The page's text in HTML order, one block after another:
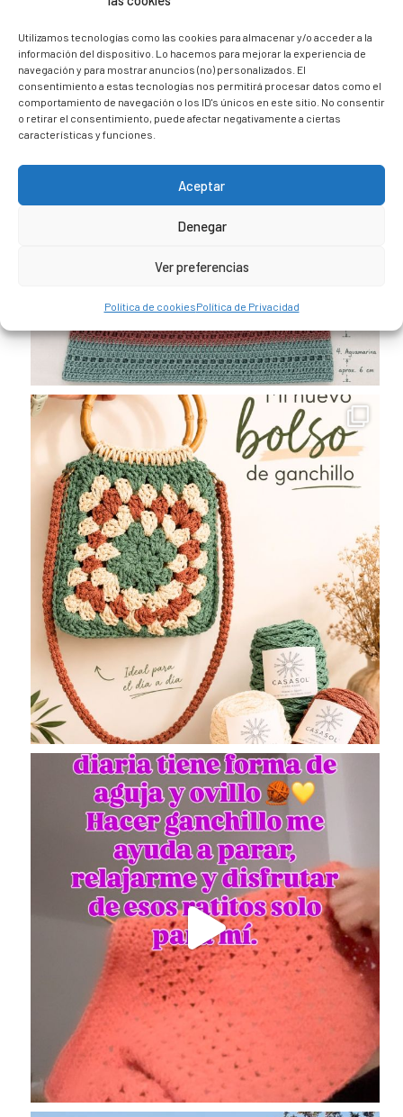
Utilizamos tecnologías como las cookies para almacenar y/o acceder a la
información del dispositivo. Lo hacemos para mejorar la experiencia de
navegación y para mostrar anuncios (no) personalizados. El
consentimiento a estas tecnologías nos permitirá procesar datos como el
comportamiento de navegación o los ID's únicos en este sitio. No consentir
o retirar el consentimiento, puede afectar negativamente a ciertas
características y funciones.
Aceptar
Denegar
Ver preferencias
Política de cookiesPolítica de Privacidad
@caravana_go Mi blog de viajes